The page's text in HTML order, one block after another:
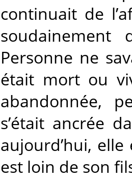
continuait de
soudainement
Personne ne
était mort ou
abandonnée,
s’était ancrée
aujourd’hui,
est loin de son